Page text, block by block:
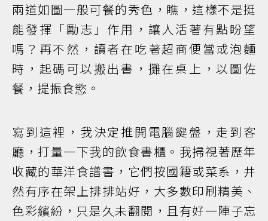
兩道如圖一般可餐的秀色，瞧，這樣不是挺
能發揮「勵志」作用，讓人活著有點盼望
嗎？再不然，讀者在吃著超商便當或泡麵
時，起碼可以搬出書，攤在桌上，以圖佐
餐，提振食慾。
寫到這裡，我決定推開電腦鍵盤，走到客
廳，打量一下我的飲食書櫃。我掃視著歷年
收藏的華洋食譜書，它們按國籍或菜系，井
然有序在架上排排站好，大多數印刷精美、
色彩繽紛，只是久未翻閱，且有好一陣子忘